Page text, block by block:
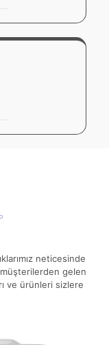
neticesinde
gelen
ve ürünleri sizlere